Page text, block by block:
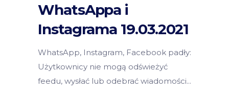
WhatsAppa i
Instagrama 19.03.2021
WhatsApp, Instagram, Facebook padły:
Użytkownicy nie mogą odświeżyć
feedu, wysłać lub odebrać wiadomości